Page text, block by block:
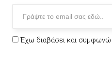
Έχω διαβάσει και συμφωνώ